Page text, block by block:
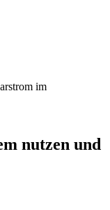
nutzen und